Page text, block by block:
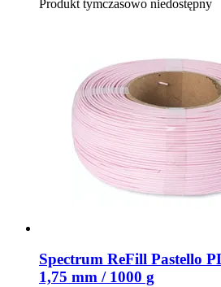
Produkt tymczasowo niedostępny
Spectrum ReFill Pastello
1,75 mm / 1000 g